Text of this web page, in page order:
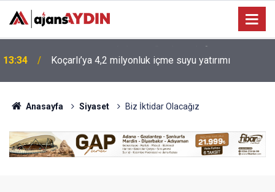
13:34 Koçarlı’ya 4,2 milyonluk içme suyu yatırımı
Anasayfa Siyaset Biz İktidar Olacağız